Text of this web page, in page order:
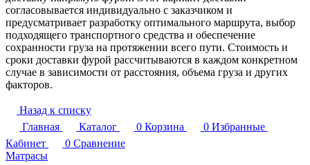
согласовывается индивидуально с заказчиком и
предусматривает разработку оптимального маршрута, выбор
подходящего транспортного средства и обеспечение
сохранности груза на протяжении всего пути. Стоимость и
сроки доставки фурой рассчитываются в каждом конкретном
случае в зависимости от расстояния, объема груза и других
факторов.
Назад к списку
Главная
Каталог 0 Корзина 0 Избранные
Кабинет
0 Сравнение
Матрасы